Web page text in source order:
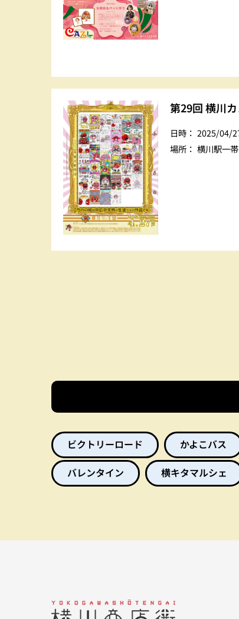
第29回 横川
日時： 2025/04/
場所： 横川駅一帯
ビクトリーロード かよこバス
バレンタイン
横キタマルシェ